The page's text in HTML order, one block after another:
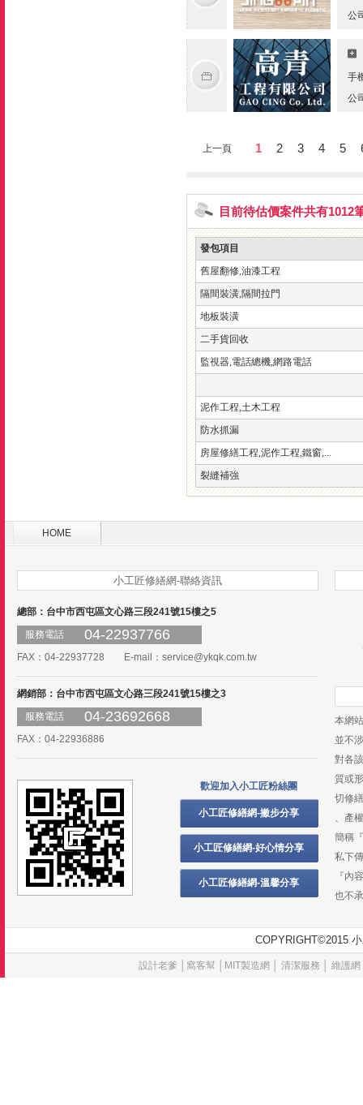
公
手
公
上一頁 1 2 3 4 5
目前待估價案件共有1012
發包項目
舊屋翻修,油漆工程
隔間裝潢,隔間拉門
地板裝潢
二手貨回收
監視器,電話總機,網路電話
泥作工程,土木工程
防水抓漏
房屋修繕工程,泥作工程,鐵窗,...
裂縫補強
HOME
小工匠修繕網-聯絡資訊
總部：台中市西屯區文心路三段241號15樓之5
服務電話
04-22937766
FAX：04-22937728 E-mail： service@ykqk.com.tw
網銷部：台中市西屯區文心路三段241號15樓之3
服務電話
04-23692668
FAX：04-22936886
歡迎加入小工匠粉絲團
小工匠修繕網-撇步分享
小工匠修繕網-好心情分享
小工匠修繕網-溫馨分享
本網
並不
對各
質或
切修
、產
簡稱
私下
『內
也不
設計老爹 窩客幫│ MIT製造網 清潔服務 維護網